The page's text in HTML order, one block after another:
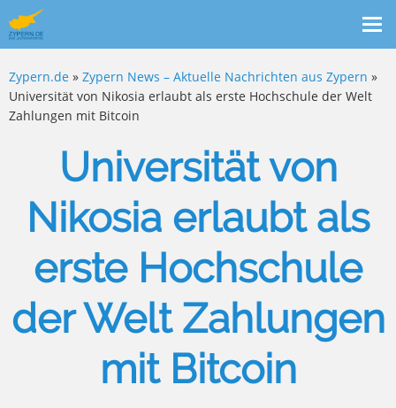
Zypern.de » Zypern News – Aktuelle Nachrichten aus Zypern »
Universität von Nikosia erlaubt als erste Hochschule der Welt
Zahlungen mit Bitcoin
Universität von
Nikosia erlaubt als
erste Hochschule
der Welt Zahlungen
mit Bitcoin